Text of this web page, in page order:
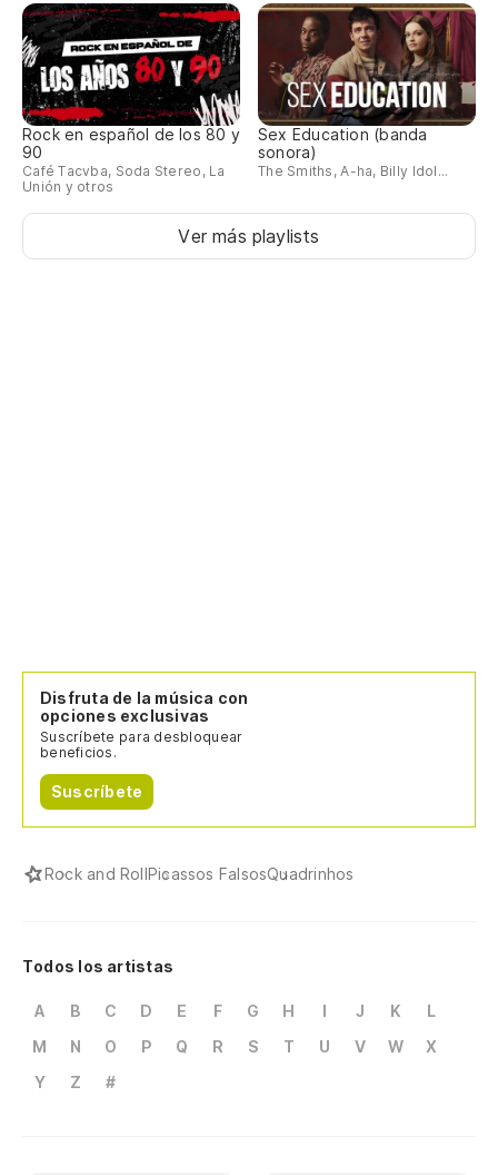
Rock en español de los 80 y
90
Café Tacvba, Soda Stereo, La
Unión y otros
Sex Education (banda
sonora)
The Smiths, A-ha, Billy Idol...
Ver más playlists
Disfruta de la música con
opciones exclusivas
Suscríbete para desbloquear
beneficios.
Suscríbete
Rock and RollPicassos FalsosQuadrinhos
Todos los artistas
A B C D E F G H I J K
L
M
N O P Q R S T U V W
X
Y
Z #